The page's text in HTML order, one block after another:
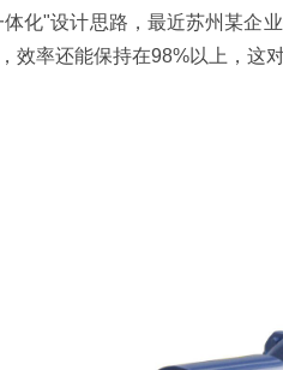
"设计思路，最近苏州某企业
效率还能保持在98%以上，这